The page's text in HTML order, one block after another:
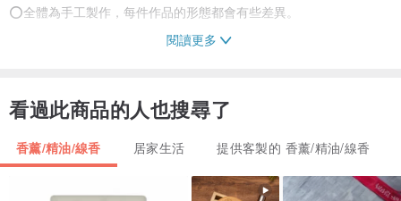
⭕全體為手工製作，每件作品的形態都會有些差異。
⭕勿滴在有色之擴香石上，避免造成擴香石之染色。
⭕擴香石成分為石膏粉製成，有白色粉末或輕微氣泡為正常現象並非
閱讀更多
看過此商品的人也搜尋了
香薰/精油/線香 居家生活 提供客製的 香薰/精油/線香